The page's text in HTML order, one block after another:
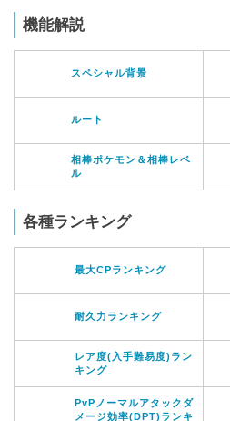
機能解説
スペシャル背景
ルート
相棒ポケモン＆相棒レベ
ル
各種ランキング
最大CPランキング
耐久力ランキング
レア度(入手難易度)ラン
キング
PvPノーマルアタックダ
メージ効率(DPT)ランキ